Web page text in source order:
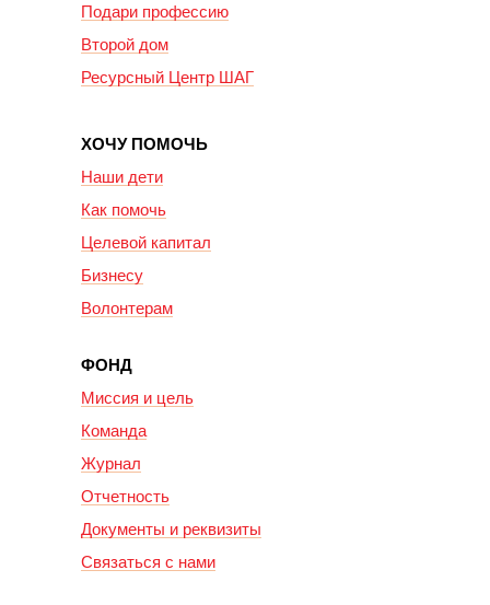
Подари профессию
Второй дом
Ресурсный Центр ШАГ
ХОЧУ ПОМОЧЬ
Наши дети
Как помочь
Целевой капитал
Бизнесу
Волонтерам
ФОНД
Миссия и цель
Команда
Журнал
Отчетность
Документы и реквизиты
Связаться с нами